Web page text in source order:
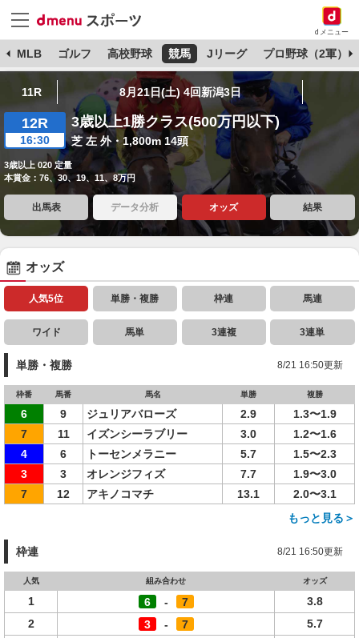
dメニュー
MLB ゴルフ 高校野球 競馬 Jリーグ プロ野球（2軍）
11R 8月21日(土) 4回新潟3日
12R
16:30
3歳以上1勝クラス(500万円以下)
芝 左 外・1,800m 14頭
3歳以上 020 定量
本賞金：76、30、19、11、8万円
出馬表 データ分析 オッズ 結果
オッズ
人気5位 単勝・複勝 枠連 馬連
ワイド 馬単 3連複 3連単
単勝・複勝 8/21 16:50更新
枠番 馬番 馬名 単勝 複勝
6 9 ジュリアバローズ 2.9
1.3〜1.9
7
11 イズンシーラブリー 3.0
1.2〜1.6
4
6 トーセンメラニー 5.7
1.5〜2.3
3
3 オレンジフィズ 7.7
1.9〜3.0
7
12 アキノコマチ 13.1
2.0〜3.1
もっと見る＞
枠連 8/21 16:50更新
人気 組み合わせ オッズ
1 6 - 7
3.8
2
3 - 7
5.7